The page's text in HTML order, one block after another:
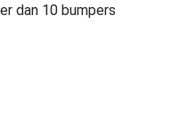
dan 10 bumpers